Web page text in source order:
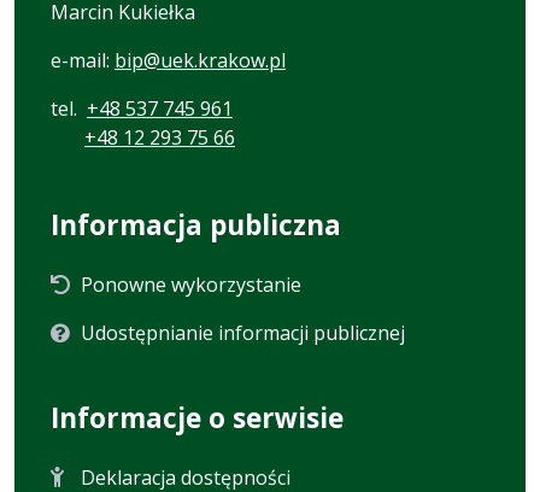
Marcin Kukiełka
e-mail: bip@uek.krakow.pl
tel. +48 537 745 961
+48 12 293 75 66
Informacja publiczna
Ponowne wykorzystanie
Udostępnianie informacji publicznej
Informacje o serwisie
Deklaracja dostępności